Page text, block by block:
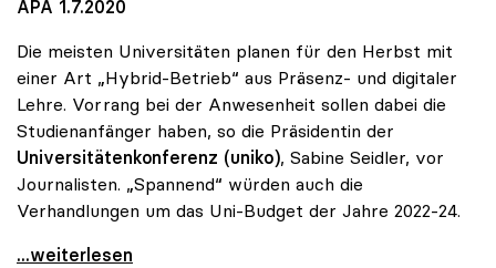
APA 1.7.2020
Die meisten Universitäten planen für den Herbst mit
einer Art „Hybrid-Betrieb“ aus Präsenz- und digitaler
Lehre. Vorrang bei der Anwesenheit sollen dabei die
Studienanfänger haben, so die Präsidentin der
Universitätenkonferenz (uniko), Sabine Seidler, vor
Journalisten. „Spannend“ würden auch die
Verhandlungen um das Uni-Budget der Jahre 2022-24.
Unis: Ab Herbst „hybrid\", Budget „keine g'mahte
...weiterlesen